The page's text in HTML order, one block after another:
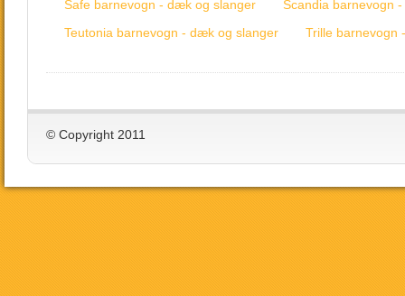
Safe barnevogn - dæk og slanger
Scandia barnevogn
Teutonia barnevogn - dæk og slanger
Trille barnevogn
© Copyright 2011